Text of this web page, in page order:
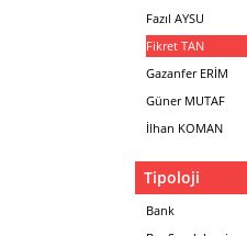
Fazıl AYSU
Fikret TAN
Gazanfer ERİM
Güner MUTAF
İlhan KOMAN
Metin Atabey ATA
Minas BOYACIYAN
Tipoloji
Bank